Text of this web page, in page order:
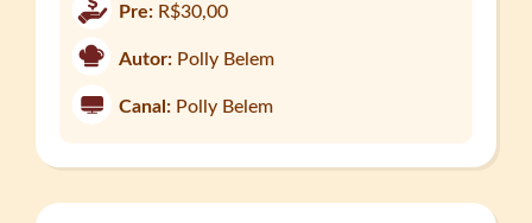
Pre: R$30,00
Autor: Polly Belem
Canal: Polly Belem